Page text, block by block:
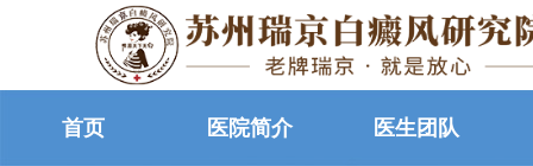
首页 医院简介 医生团队